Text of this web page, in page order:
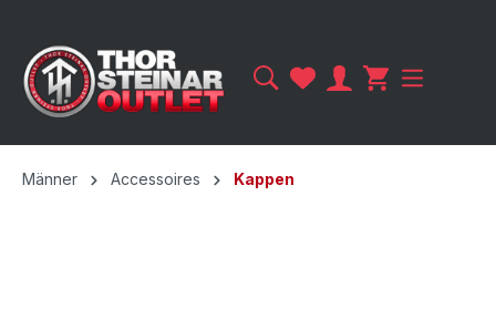
Männer Accessoires Kappen